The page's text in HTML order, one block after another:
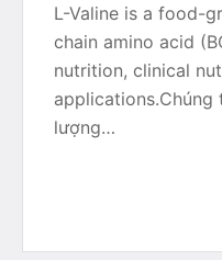
L-Valine is a food-
chain amino acid
nutrition, clinical
applications.Chúng
lượng…